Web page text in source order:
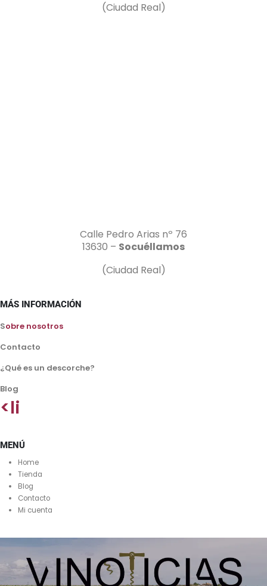
(Ciudad Real)
Calle Pedro Arias nº 76
13630 – Socuéllamos
(Ciudad Real)
MÁS INFORMACIÓN
Sobre nosotros
Contacto
¿Qué es un descorche?
Blog
<li
MENÚ
Home
Tienda
Blog
Contacto
Mi cuenta